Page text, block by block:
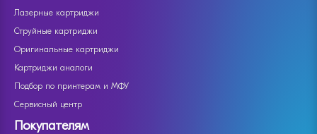
Лазерные картриджи
Струйные картриджи
Оригинальные картриджи
Картриджи аналоги
Подбор по принтерам и МФУ
Сервисный центр
Покупателям